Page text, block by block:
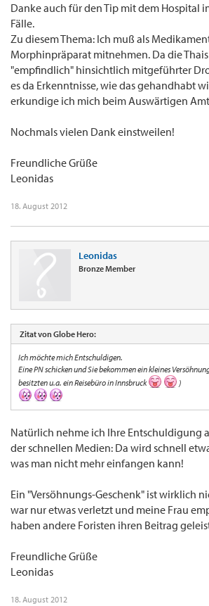
Danke auch für den Tip mit dem Hospital
Fälle.
Zu diesem Thema: Ich muß als
Morphinpräparat mitnehmen. Da die
"empfindlich" hinsichtlich mitgeführter
es da Erkenntnisse, wie das gehandhabt
erkundige ich mich beim Auswärtigen
Nochmals vielen Dank einstweilen!
Freundliche Grüße
Leonidas
18. August 2012
Leonidas
Bronze Member
Zitat von Globe Hero:
Ich möchte mich Entschuldigen.
Eine PN schicken und Sie bekommen ein kleines
besitzten u.a. ein Reisebüro in Innsbruck
)
Natürlich nehme ich Ihre Entschuldigung
der schnellen Medien: Da wird schnell
was man nicht mehr einfangen kann!
Ein "Versöhnungs-Geschenk" ist wirklich
war nur etwas verletzt und meine Frau
haben andere Foristen ihren Beitrag
Freundliche Grüße
Leonidas
18. August 2012